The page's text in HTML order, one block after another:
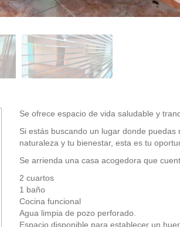
Se ofrece espacio de vida saludable y
Si estás buscando un lugar donde
naturaleza y tu bienestar, esta es tu
Se arrienda una casa acogedora que
2 cuartos
1 baño
Cocina funcional
Agua limpia de pozo perforado.
Espacio disponible para establecer un